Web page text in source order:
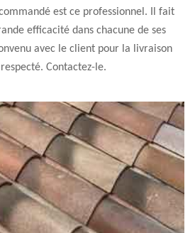
est ce professionnel. Il fait
efficacité dans chacune de ses
avec le client pour la livraison
Contactez-le.